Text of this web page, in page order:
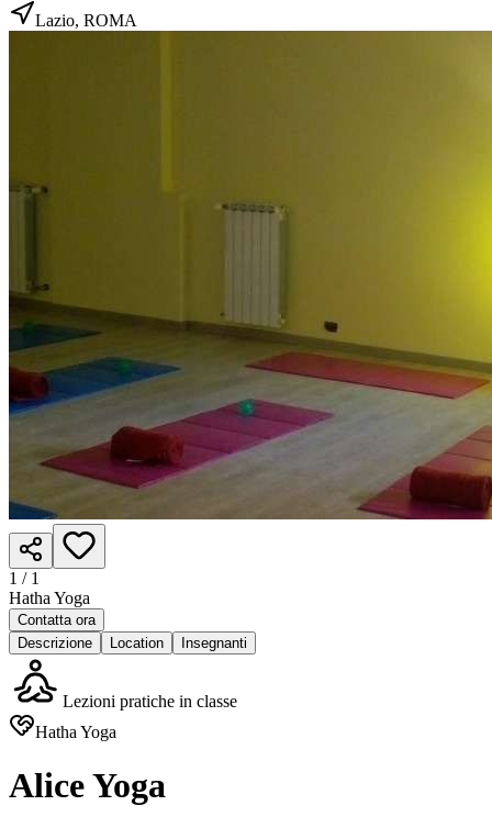
Lazio, ROMA
1 / 1
Hatha Yoga
Contatta ora
Descrizione
Location Insegnanti
Lezioni pratiche in classe
Hatha Yoga
Alice Yoga